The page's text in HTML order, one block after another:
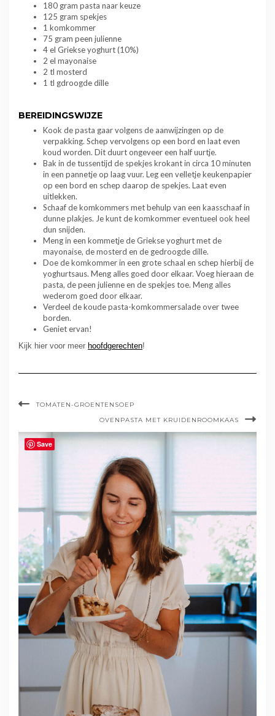
180 gram pasta naar keuze
125 gram spekjes
1 komkommer
75 gram peen julienne
4 el Griekse yoghurt (10%)
2 el mayonaise
2 tl mosterd
1 tl gdroogde dille
BEREIDINGSWIJZE
Kook de pasta gaar volgens de aanwijzingen op de
verpakking. Schep vervolgens op een bord en laat even
koud worden. Dit duurt ongeveer een half uurtje.
Bak in de tussentijd de spekjes krokant in circa 10 minuten
in een pannetje op laag vuur. Leg een velletje keukenpapier
op een bord en schep daarop de spekjes. Laat even
uitlekken.
Schaaf de komkommers met behulp van een kaasschaaf in
dunne plakjes. Je kunt de komkommer eventueel ook heel
dun snijden.
Meng in een kommetje de Griekse yoghurt met de
mayonaise, de mosterd en de gedroogde dille.
Doe de komkommer in een grote schaal en schep hierbij de
yoghurtsaus. Meng alles goed door elkaar. Voeg hieraan de
pasta, de peen julienne en de spekjes toe. Meng alles
wederom goed door elkaar.
Verdeel de koude pasta-komkommersalade over twee
borden.
Geniet ervan!
Kijk hier voor meer hoofdgerechten!
TOMATEN-GROENTENSOEP
OVENPASTA MET KRUIDENROOMKAAS
Save